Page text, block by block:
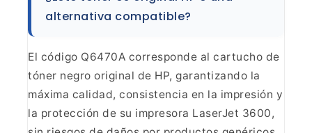
alternativa compatible?
El código Q6470A corresponde al cartucho de
tóner negro original de HP, garantizando la
máxima calidad, consistencia en la impresión y
la protección de su impresora LaserJet 3600,